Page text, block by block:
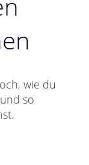
wie du
so